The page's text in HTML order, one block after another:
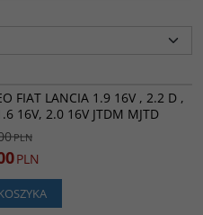
PROMOCJA
FIAT LANCIA 1.9 16V , 2.2 D ,
16V, 2.0 16V JTDM MJTD
PLN
PLN